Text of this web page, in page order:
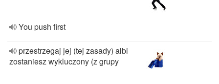
You push first
przestrzegaj jej (tej zasady) albi
zostaniesz wykluczony (z grupy